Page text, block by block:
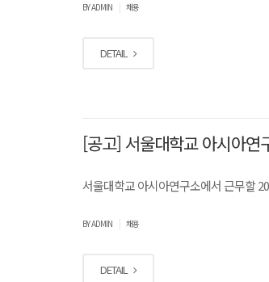
BY ADMIN 채용
DETAIL
[공고] 서울대학교 아시아
서울대학교 아시아연구소에서 근무할
BY ADMIN 채용
DETAIL